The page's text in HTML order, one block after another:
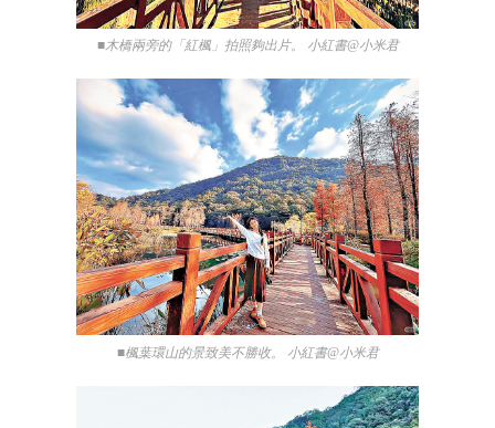
■木橋兩旁的「紅楓」拍照夠出片。 小紅書@小米君
■楓葉環山的景致美不勝收。 小紅書@小米君